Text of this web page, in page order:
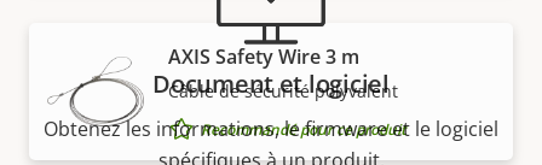
AXIS Safety Wire 3 m
Câble de sécurité polyvalent
Recommandé pour ce produit
Document et logiciel
Obtenez les informations, le firmware et le logiciel